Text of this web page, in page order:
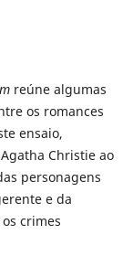
reúne algumas
os romances
ensaio,
Christie ao
personagens
e da
crimes